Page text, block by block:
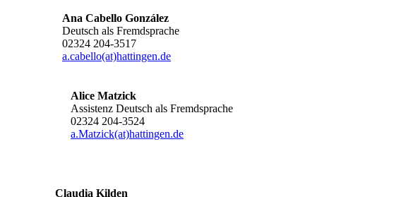
Ana Cabello González
Deutsch als Fremdsprache
02324 204-3517
a.cabello(at)hattingen.de
Alice Matzick
Assistenz Deutsch als Fremdsprache
02324 204-3524
a.Matzick(at)hattingen.de
Claudia Kilden